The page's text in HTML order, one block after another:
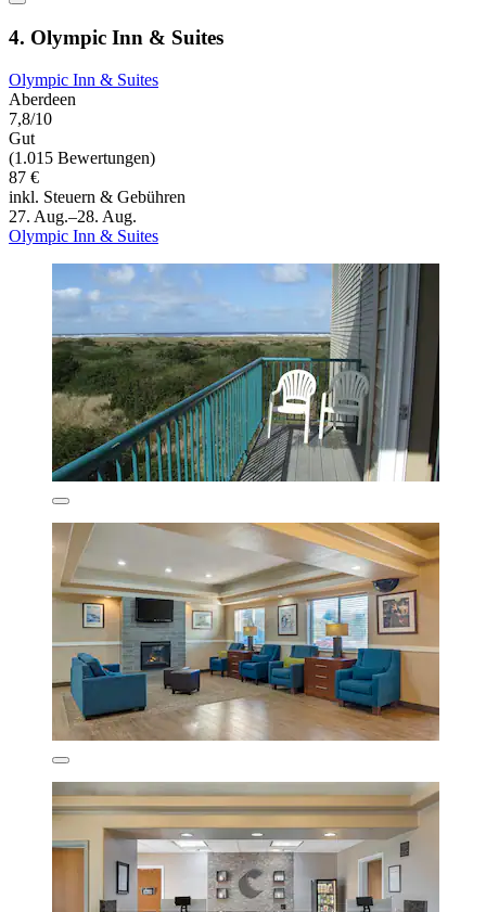
4. Olympic Inn & Suites
Olympic Inn & Suites
Aberdeen
7,8/10
Gut
(1.015 Bewertungen)
87 €
inkl. Steuern & Gebühren
27. Aug.–28. Aug.
Olympic Inn & Suites